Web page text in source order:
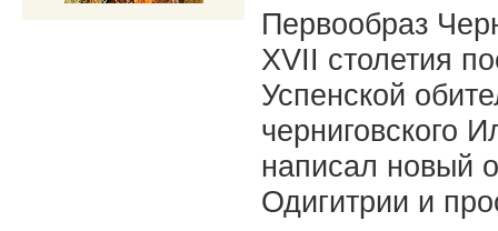
Первообраз
XVII столетия
Успенской
черниговского
написал новый
Одигитрии и